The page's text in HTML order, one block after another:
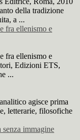
della tradizione
a ...
fra ellenismo e
fra ellenismo e
Edizioni ETS,
...
agisce prima
letterarie, filosofiche
senza immagine